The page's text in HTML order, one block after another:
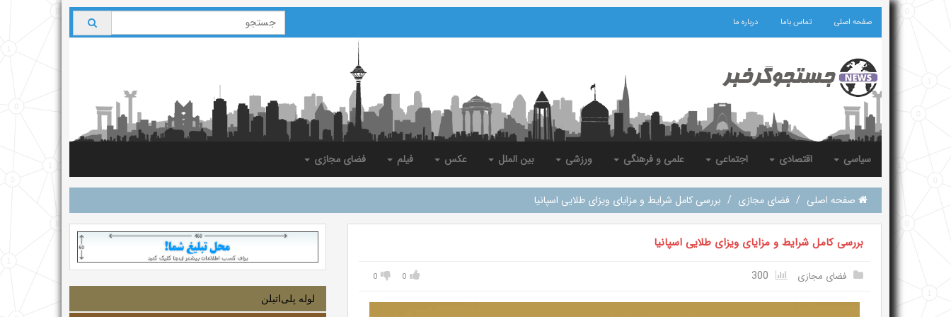
صفحه اصلی تماس باما درباره ما
سیاسی اقتصادی اجتماعی علمی و فرهنگی ورزشی بین الملل عکس فیلم فضای مجازی
صفحه اصلی / فضای مجازی / بررسی کامل شرایط و مزایای ویزای طلایی اسپانیا
بررسی کامل شرایط و مزایای ویزای طلایی اسپانیا
فضای مجازی 0
0
لوله‌ پلی‌اتیلن